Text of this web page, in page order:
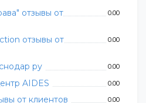
отзывы от
0.00
отзывы от
0.00
ру 0.00
AIDES 0.00
от клиентов 0.00